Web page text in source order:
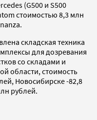
(G500 и S500
стоимостью 8,3 млн
складская техника
для дозревания
со складами и
области, стоимость
Новосибирске -82,8
рублей.